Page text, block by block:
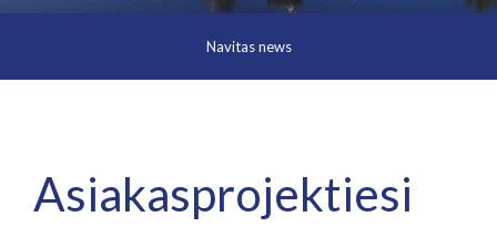
Navitas news
Asiakasprojektiesi